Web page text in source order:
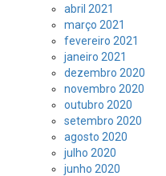
abril 2021
março 2021
fevereiro 2021
janeiro 2021
dezembro 2020
novembro 2020
outubro 2020
setembro 2020
agosto 2020
julho 2020
junho 2020